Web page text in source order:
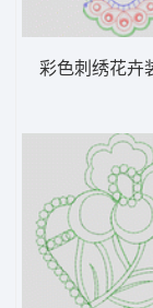
彩色刺绣花卉